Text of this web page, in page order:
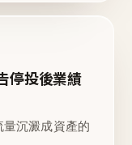
停投後業績
沉澱成資產的